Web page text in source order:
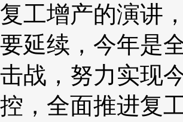
复工增产的演讲
要延续，今年是
击战，努力实现
控，全面推进复